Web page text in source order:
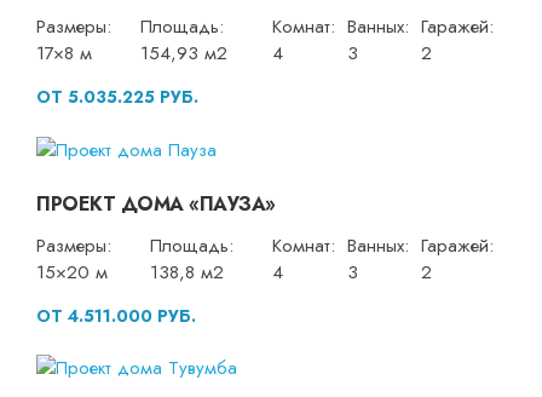
Размеры:
17×8 м
Площадь:
154,93 м2
Комнат:
4
Ванных:
3
Гаражей:
2
ОТ 5.035.225 РУБ.
ПРОЕКТ ДОМА «ПАУЗА»
Размеры:
15×20 м
Площадь:
138,8 м2
Комнат:
4
Ванных:
3
Гаражей:
2
ОТ 4.511.000 РУБ.